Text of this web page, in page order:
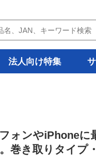
法人向け特集
ォンやiPhoneに
巻き取りタイプ・